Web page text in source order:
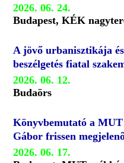
2026. 06. 24.
Budapest, KÉK
A jövő urbanisztikája
beszélgetés fiatal
2026. 06. 12.
Budaörs
Könyvbemutató a MUT
Gábor frissen
2026. 06. 17.